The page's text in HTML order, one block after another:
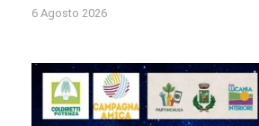
6 Agosto 2026